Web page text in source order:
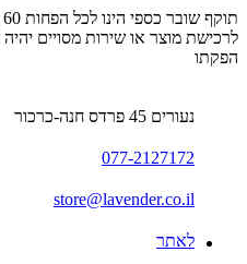
הפקתו
נעורים 45 פרדס חנה-כרכור
077-2127172
store@lavender.co.il
לאתר